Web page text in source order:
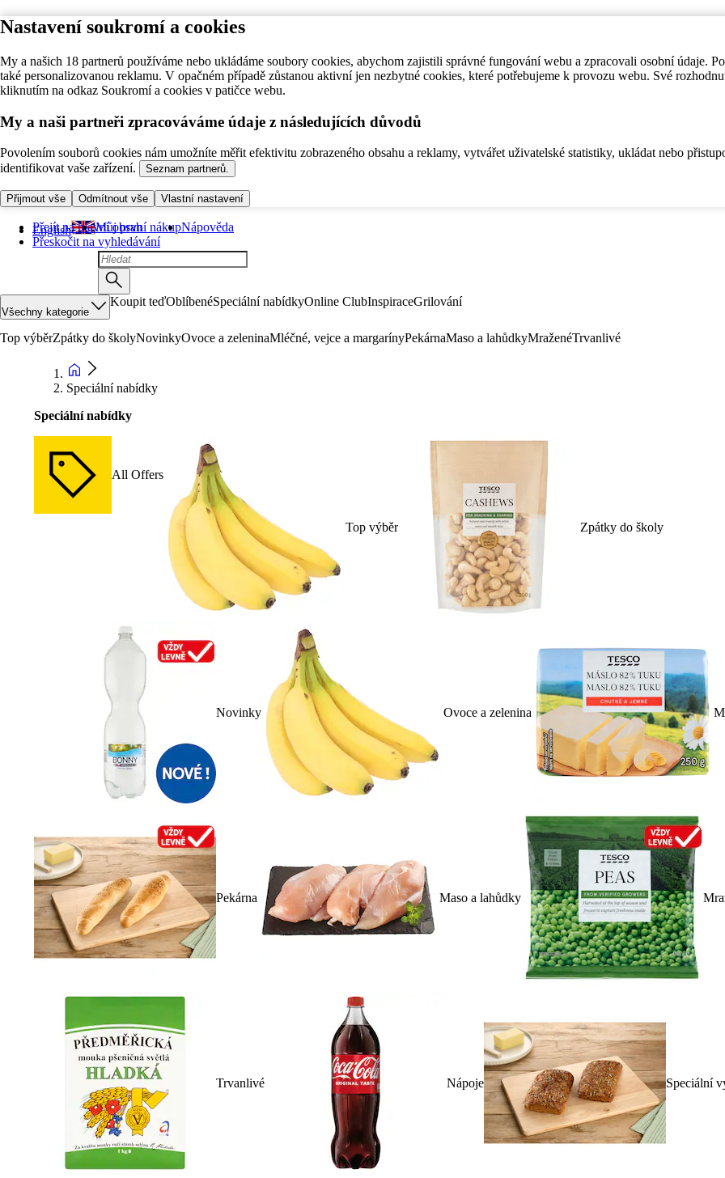
Nastavení soukromí a cookies
My a našich 18 partnerů používáme nebo ukládáme soubory cookies, abychom zajistili správné fungování webu a zpracovali osobní údaje.
také personalizovanou reklamu. V opačném případě zůstanou aktivní jen nezbytné cookies, které potřebujeme k provozu webu. Své
kliknutím na odkaz Soukromí a cookies v patičce webu.
My a naši partneři zpracováváme údaje z následujících důvodů
Povolením souborů cookies nám umožníte měřit efektivitu zobrazeného obsahu a reklamy, vytvářet uživatelské statistiky, ukládat nebo
identifikovat vaše zařízení.
Seznam partnerů.
Přijmout vše Odmítnout vše Vlastní nastavení
Přejít na hlavní obsah
Přeskočit na vyhledávání
English Můj první nákupNápověda
Všechny kategorie
Koupit teďOblíbenéSpeciální nabídkyOnline ClubInspiraceGrilování
Top výběrZpátky do školyNovinkyOvoce a zeleninaMléčné, vejce a margarínyPekárnaMaso a lahůdkyMraženéTrvanlivé
Speciální nabídky
Speciální nabídky
All Offers
Top výběr Zpátky do školy
Novinky Ovoce a zelenina
Pekárna Maso a lahůdky
Trvanlivé Nápoje Speciální